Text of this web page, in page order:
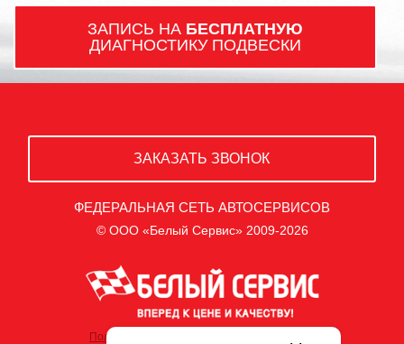
ЗАПИСЬ НА БЕСПЛАТНУЮ
ДИАГНОСТИКУ ПОДВЕСКИ
ЗАКАЗАТЬ ЗВОНОК
ФЕДЕРАЛЬНАЯ СЕТЬ АВТОСЕРВИСОВ
© ООО «Белый Сервис» 2009-2026
Политика обработки персональных данных